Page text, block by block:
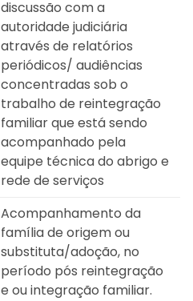
discussão com a
autoridade judiciária
através de relatórios
periódicos/ audiências
concentradas sob o
trabalho de reintegração
familiar que está sendo
acompanhado pela
equipe técnica do abrigo e
rede de serviços
Acompanhamento da
família de origem ou
substituta/adoção, no
período pós reintegração
e ou integração familiar.